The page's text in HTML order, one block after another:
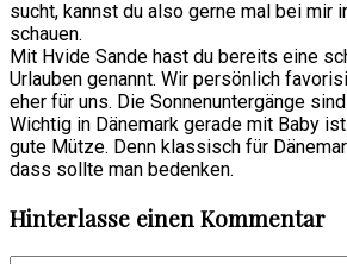
sucht, kannst du also gerne mal bei mir
schauen.
Mit Hvide Sande hast du bereits eine
Urlauben genannt. Wir persönlich
eher für uns. Die Sonnenuntergänge
Wichtig in Dänemark gerade mit Baby
gute Mütze. Denn klassisch für
dass sollte man bedenken.
Hinterlasse einen Kommentar